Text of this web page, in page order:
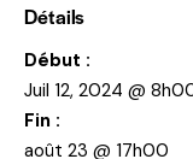
Détails
Début :
Juil 12, 2024 @
Fin :
août 23 @ 17h00